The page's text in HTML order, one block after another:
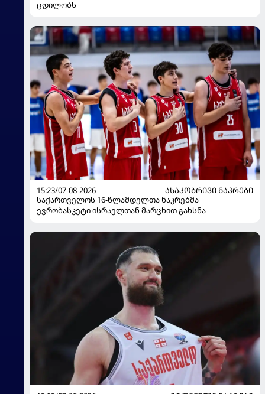
16:01/07-08-2026
ᲘᲢᲐᲚᲘᲐ
"ნაპოლი" "არსენალის" თავდამსხმელის შეძენას
ცდილობს
15:23/07-08-2026
ᲐᲡᲐᲙᲝᲑᲠᲘᲕᲘ ᲜᲐᲙᲠᲔᲑᲘ
საქართველოს 16-წლამდელთა ნაკრებმა
ევრობასკეტი ისრაელთან მარცხით გახსნა